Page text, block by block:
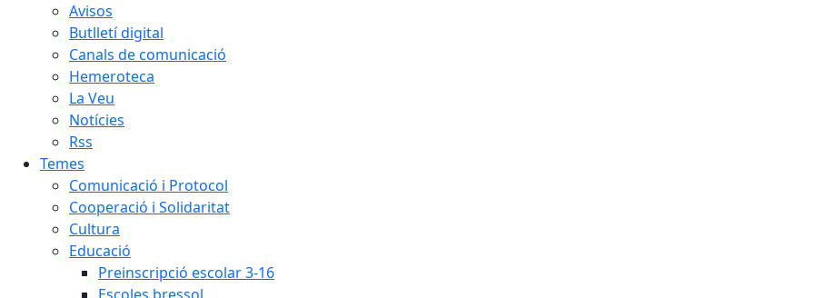
Avisos
Butlletí digital
Canals de comunicació
Hemeroteca
La Veu
Notícies
Rss
Temes
Comunicació i Protocol
Cooperació i Solidaritat
Cultura
Educació
Preinscripció escolar 3-16